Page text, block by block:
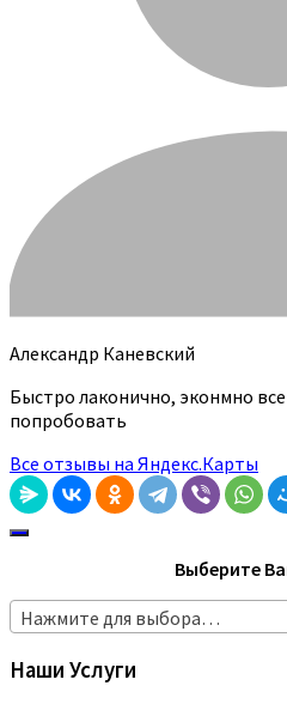
Александр Каневский
Быстро лаконично, эконмно
попробовать
Все отзывы на Яндекс.Карты
Выберите
Нажмите для выбора…
Наши Услуги